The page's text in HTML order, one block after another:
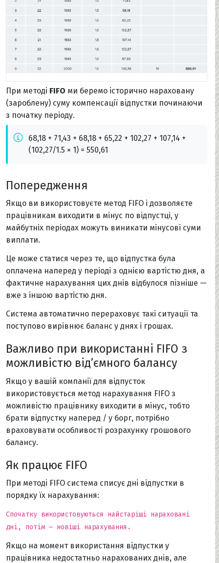
При методі FIFO ми беремо історично нараховану
(зароблену) суму компенсації відпустки починаючи
з початку періоду.
68,18 + 71,43 + 68,18 + 65,22 + 102,27 + 107,14 +
(102,27/1.5 × 1) = 550,61
Попередження
Якщо ви використовуєте метод FIFO і дозволяєте
працівникам виходити в мінус по відпустці, у
майбутніх періодах можуть виникати мінусові суми
виплати.
Це може статися через те, що відпустка була
оплачена наперед у періоді з однією вартістю дня, а
фактичне нарахування цих днів відбулося пізніше —
вже з іншою вартістю дня.
Система автоматично перераховує такі ситуації та
поступово вирівнює баланс у днях і грошах.
Важливо при використанні FIFO з
можливістю від’ємного балансу
Якщо у вашій компанії для відпусток
використовується метод нарахування FIFO з
можливістю працівнику виходити в мінус, тобто
брати відпустку наперед / у борг, потрібно
враховувати особливості розрахунку грошового
балансу.
Як працює FIFO
При методі FIFO система списує дні відпустки в
порядку їх нарахування:
Cпочатку використовуються найстаріші нараховані
дні, потім — новіші нарахування.
Якщо на момент використання відпустки у
працівника недостатньо нарахованих днів, але